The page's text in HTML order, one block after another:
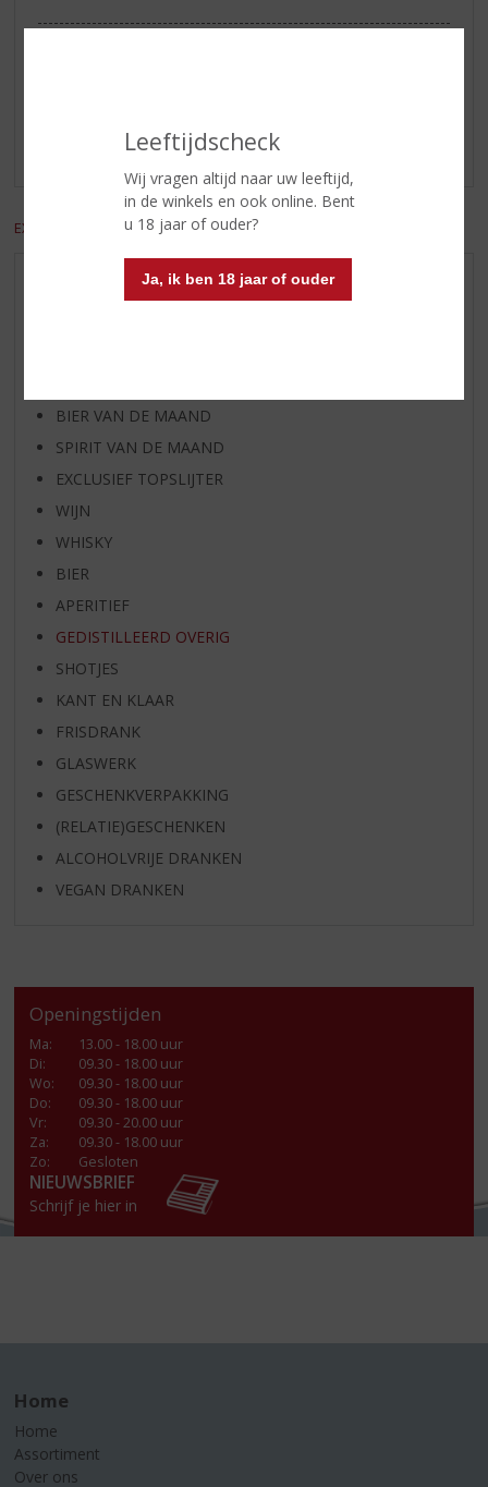
Leeftijdscheck
Wij vragen altijd naar uw leeftijd,
in de winkels en ook online. Bent
u 18 jaar of ouder?
Ja, ik ben 18 jaar of ouder
Er zijn nog geen reviews geplaatst voor dit product
EXCL. BTW INCL. BTW
AANBIEDINGEN
BIER VAN DE MAAND
SPIRIT VAN DE MAAND
EXCLUSIEF TOPSLIJTER
WIJN
WHISKY
BIER
APERITIEF
GEDISTILLEERD OVERIG
SHOTJES
KANT EN KLAAR
FRISDRANK
GLASWERK
GESCHENKVERPAKKING
(RELATIE)GESCHENKEN
ALCOHOLVRIJE DRANKEN
VEGAN DRANKEN
Openingstijden
Ma:
13.00 - 18.00 uur
Di:
09.30 - 18.00 uur
Wo:
09.30 - 18.00 uur
Do:
09.30 - 18.00 uur
Vr:
09.30 - 20.00 uur
Za:
09.30 - 18.00 uur
Zo:
Gesloten
NIEUWSBRIEF
Schrijf je hier in
Home
Home
Assortiment
Over ons